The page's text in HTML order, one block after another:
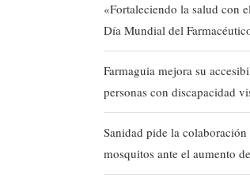
«Fortaleciendo la salud con
Día Mundial del
Farmaguia mejora su
personas con discapacidad
Sanidad pide la
mosquitos ante el aumento